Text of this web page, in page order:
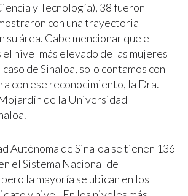
y Tecnología), 38 fueron
con una trayectoria
su área. Cabe mencionar que el
nivel más elevado de las mujeres
de Sinaloa, solo contamos con
con ese reconocimiento, la Dra.
de la Universidad
Autónoma de Sinaloa se tienen 136
el Sistema Nacional de
la mayoría se ubican en los